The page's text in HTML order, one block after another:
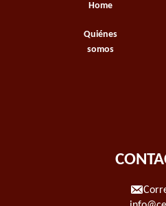
Home
Quiénes
somos